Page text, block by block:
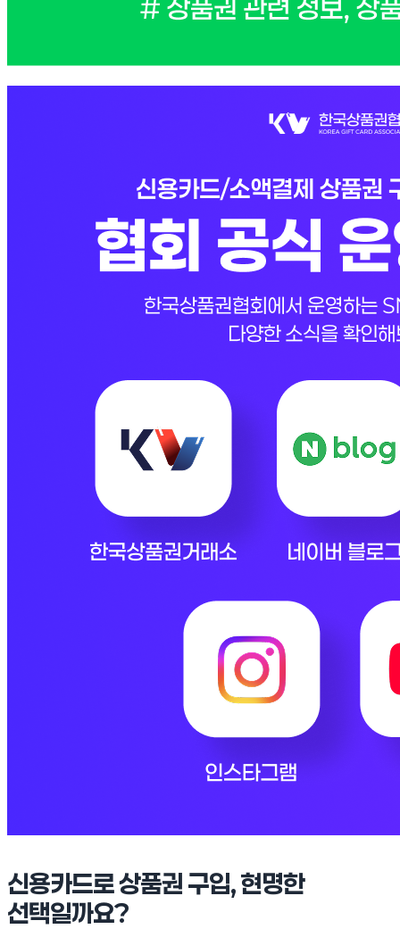
신용카드로 상품권 구입, 현명한
선택일까요?